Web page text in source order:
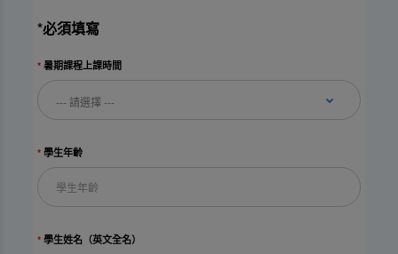
*必須填寫
暑期課程上課時間
學生年齡
學生姓名（英文全名）